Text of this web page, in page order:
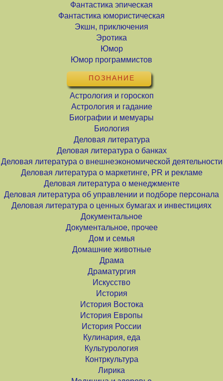
Фантастика эпическая
Фантастика юмористическая
Экшн, приключения
Эротика
Юмор
Юмор программистов
ПОЗНАНИЕ
Астрология и гороскоп
Астрология и гадание
Биографии и мемуары
Биология
Деловая литература
Деловая литература о банках
Деловая литература о внешнеэкономической деятельности
Деловая литература о маркетинге, PR и рекламе
Деловая литература о менеджменте
Деловая литература об управлении и подборе персонала
Деловая литература о ценных бумагах и инвестициях
Документальное
Документальное, прочее
Дом и семья
Домашние животные
Драма
Драматургия
Искусство
История
История Востока
История Европы
История России
Кулинария, еда
Культурология
Контркультура
Лирика